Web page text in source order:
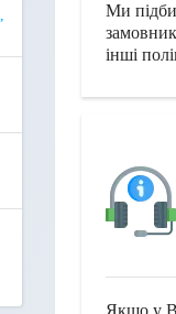
Ми
інші
Якщо у